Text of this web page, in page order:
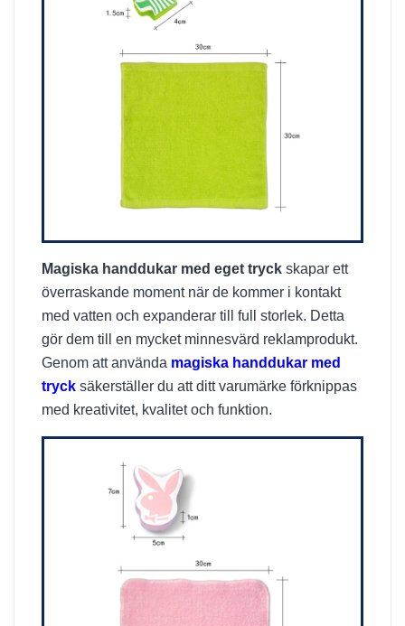
Magiska handdukar med eget tryck skapar ett
överraskande moment när de kommer i kontakt
med vatten och expanderar till full storlek. Detta
gör dem till en mycket minnesvärd reklamprodukt.
Genom att använda magiska handdukar med
tryck säkerställer du att ditt varumärke förknippas
med kreativitet, kvalitet och funktion.